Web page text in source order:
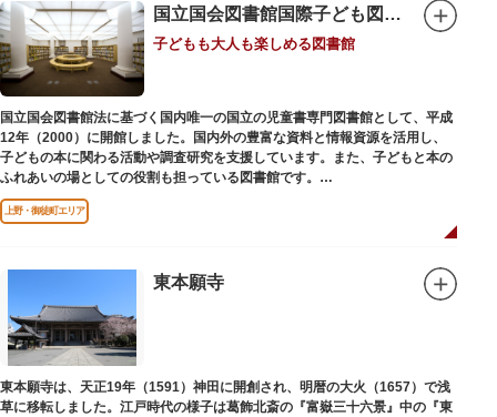
国立国会図書館国際子ども図書館
子どもも大人も楽しめる図書館
国立国会図書館法に基づく国内唯一の国立の児童書専門図書館として、平成
12年（2000）に開館しました。国内外の豊富な資料と情報資源を活用し、
子どもの本に関わる活動や調査研究を支援しています。また、子どもと本の
ふれあいの場としての役割も担っている図書館です。
レンガ棟は、明治39年（1906）に建てられた帝国図書館の建物を保存・再
利用しています。
上野・御徒町エリア
東本願寺
東本願寺は、天正19年（1591）神田に開創され、明暦の大火（1657）で浅
草に移転しました。江戸時代の様子は葛飾北斎の『富嶽三十六景』中の『東